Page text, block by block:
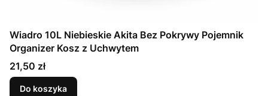
Wiadro 10L Niebieskie Akita Bez Pokrywy Pojemnik
Organizer Kosz z Uchwytem
Cena
21,50 zł
Do koszyka